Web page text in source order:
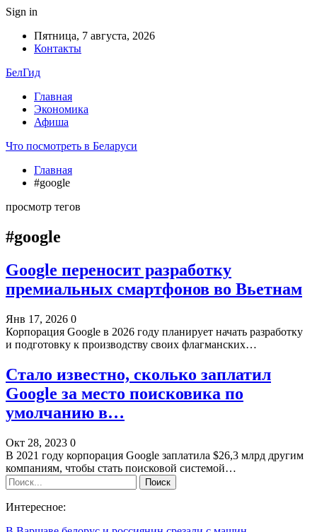
Sign in
Пятница, 7 августа, 2026
Контакты
БелГид
Главная
Экономика
Афиша
Что посмотреть в Беларуси
Главная
#google
просмотр тегов
#google
Google переносит разработку
премиальных смартфонов во Вьетнам
Янв 17, 2026 0
Корпорация Google в 2026 году планирует начать разработку
и подготовку к производству своих флагманских…
Стало известно, сколько заплатил
Google за место поисковика по
умолчанию в…
Окт 28, 2023 0
В 2021 году корпорация Google заплатила $26,3 млрд другим
компаниям, чтобы стать поисковой системой…
Интересное: